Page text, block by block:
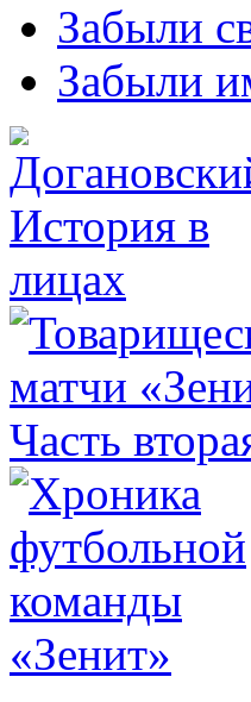
Забыли
Забыли